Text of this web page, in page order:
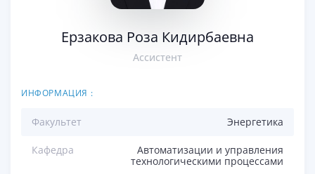
Eрзакова Роза Кидирбаевна
Ассистент
ИНФОРМАЦИЯ :
Факультет Энергетикa
Кафедра
Автоматизации и управления
технологическими процессами